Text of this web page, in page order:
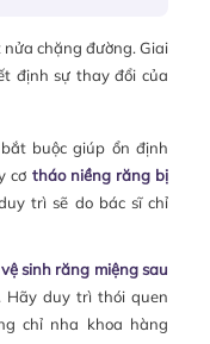
chặng đường. Giai
định sự thay đổi của
buộc giúp ổn định
cơ tháo niềng răng bị
trì sẽ do bác sĩ chỉ
vệ sinh răng miệng sau
Hãy duy trì thói quen
chỉ nha khoa hàng